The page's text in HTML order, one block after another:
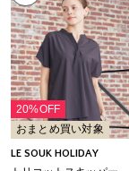
20%OFF
おまとめ買い対象
LE SOUK HOLIDAY